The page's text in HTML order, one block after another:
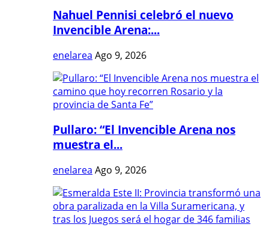
Nahuel Pennisi celebró el nuevo
Invencible Arena:...
enelarea Ago 9, 2026
Pullaro: “El Invencible Arena nos
muestra el...
enelarea Ago 9, 2026